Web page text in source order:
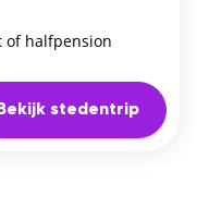
of halfpension
Bekijk stedentrip